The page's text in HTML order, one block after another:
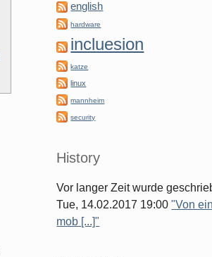
english
hardware
incluesion
katze
linux
mannheim
security
History
Vor langer Zeit wurde
Tue, 14.02.2017 19:00"Von
mob [...]"